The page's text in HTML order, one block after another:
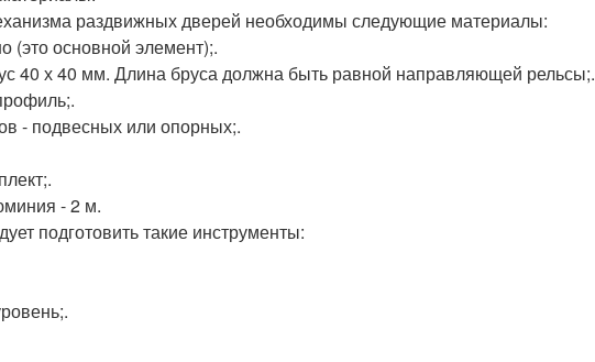
раздвижных дверей необходимы следующие материалы:
(это основной элемент);.
40 х 40 мм. Длина бруса должна быть равной направляющей рельсы;.
- подвесных или опорных;.
- 2 м.
подготовить такие инструменты: